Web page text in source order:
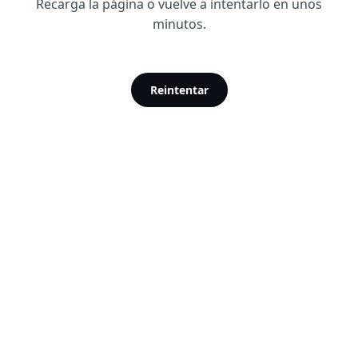
Recarga la página o vuelve a intentarlo en unos
minutos.
Reintentar